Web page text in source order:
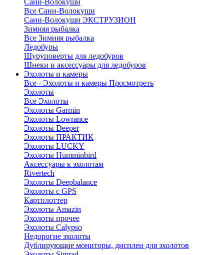
Сани-Волокуши
Все Сани-Волокуши
Сани-Волокуши ЭКСТРУЗИОН
Зимняя рыбалка
Все Зимняя рыбалка
Ледобуры
Шуруповерты для ледобуров
Шнеки и аксессуары для ледобуров
Эхолоты и камеры
Все - Эхолоты и камеры Просмотреть
Эхолоты
Все Эхолоты
Эхолоты Garmin
Эхолоты Lowrance
Эхолоты Deeper
Эхолоты ПРАКТИК
Эхолоты LUCKY
Эхолоты Humminbird
Аксессуары к эхолотам
Rivertech
Эхолоты Deepbalance
Эхолоты с GPS
Картплоттер
Эхолоты Amazin
Эхолоты прочее
Эхолоты Calypso
Недорогие эхолоты
Дублирующие мониторы, дисплеи для эхолотов